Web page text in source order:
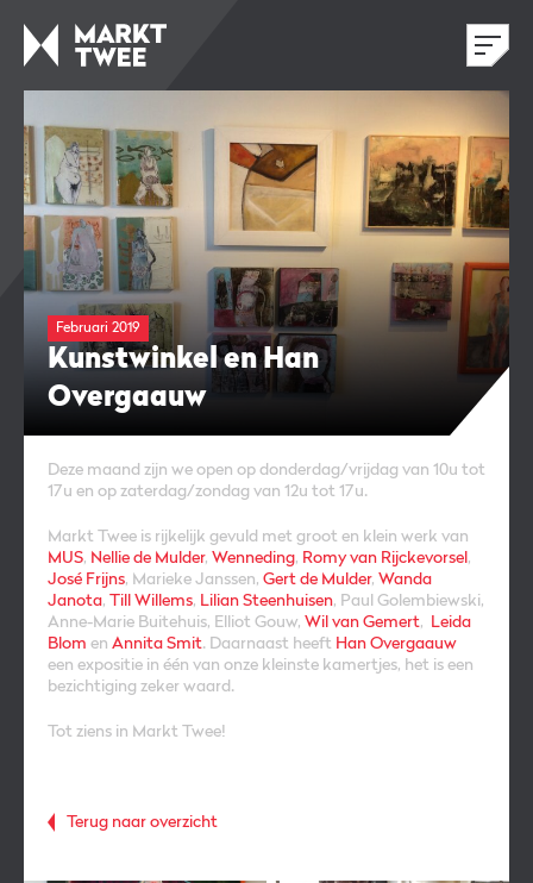
Februari 2019
Kunstwinkel en Han
Overgaauw
Deze maand zijn we open op donderdag/vrijdag van 10u tot
17u en op zaterdag/zondag van 12u tot 17u.
Markt Twee is rijkelijk gevuld met groot en klein werk van
MUS, Nellie de Mulder, Wenneding, Romy van Rijckevorsel ,
José Frijns, Marieke Janssen, Gert de Mulder, Wanda
Janota, Till Willems, Lilian Steenhuisen, Paul Golembiewski,
Anne-Marie Buitehuis, Elliot Gouw, Wil van Gemert,
Leida
Blom en Annita Smit. Daarnaast heeft Han Overgaauw
een expositie in één van onze kleinste kamertjes, het is een
bezichtiging zeker waard.
Tot ziens in Markt Twee!
Terug naar overzicht